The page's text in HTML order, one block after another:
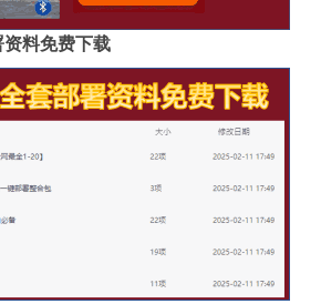
桌面怎么做成岩板墙
吗
怎么分辨岩板和岗石砖
些
圆岩板玄关壁画视频讲解
供应硅岩板设备哪家好用
些
岩板贴墙用啥胶最好
些
影视墙怎么安装岩板灯
料免费下载